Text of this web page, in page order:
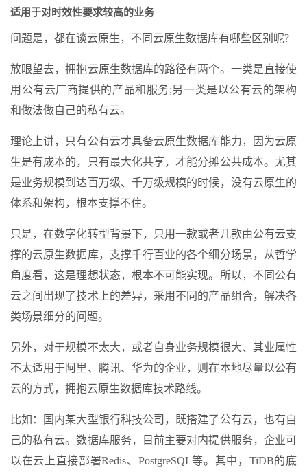
适用于对时效性要求较高的业务
问题是，都在谈云原生，不同云原生数据库有哪些区别呢?
放眼望去，拥抱云原生数据库的路径有两个。一类是直接使
用公有云厂商提供的产品和服务;另一类是以公有云的架构
和做法做自己的私有云。
理论上讲，只有公有云才具备云原生数据库能力，因为云原
生是有成本的，只有最大化共享，才能分摊公共成本。尤其
是业务规模到达百万级、千万级规模的时候，没有云原生的
体系和架构，根本支撑不住。
只是，在数字化转型背景下，只用一款或者几款由公有云支
撑的云原生数据库，支撑千行百业的各个细分场景，从哲学
角度看，这是理想状态，根本不可能实现。所以，不同公有
云之间出现了技术上的差异，采用不同的产品组合，解决各
类场景细分的问题。
另外，对于规模不太大，或者自身业务规模很大、其业属性
不太适用于阿里、腾讯、华为的企业，则在本地尽量以公有
云的方式，拥抱云原生数据库技术路线。
比如：国内某大型银行科技公司，既搭建了公有云，也有自
己的私有云。数据库服务，目前主要对内提供服务，企业可
以在云上直接部署Redis、PostgreSQL等。其中，TiDB的底